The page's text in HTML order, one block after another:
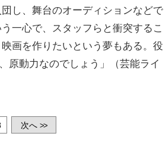
し、舞台のオーディションなどで
一心で、スタッフらと衝突するこ
画を作りたいという夢もある。役
原動力なのでしょう」（芸能ライ
次へ >>